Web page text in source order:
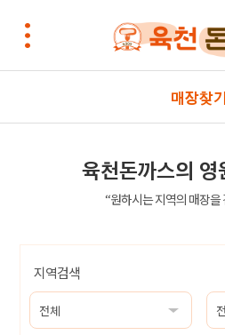
매장찾기
육천돈까스의 영
“원하시는 지역의 매장을
지역검색